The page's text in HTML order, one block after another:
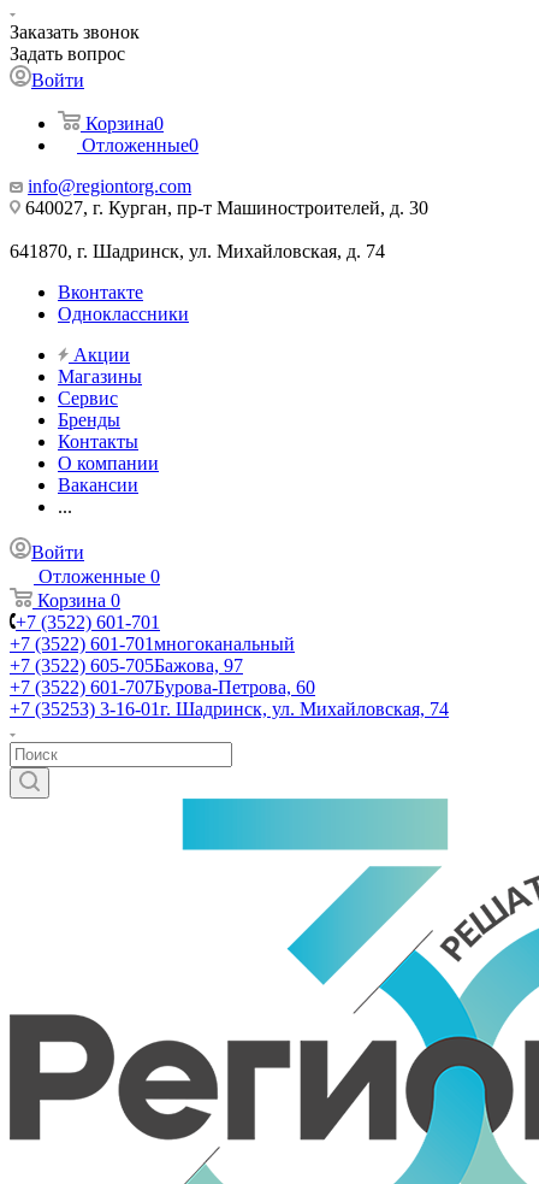
Заказать звонок
Задать вопрос
Войти
Корзина0
Отложенные0
info@regiontorg.com
640027, г. Курган, пр-т Машиностроителей, д. 30
641870, г. Шадринск, ул. Михайловская, д. 74
Вконтакте
Одноклассники
Акции
Магазины
Сервис
Бренды
Контакты
О компании
Вакансии
...
Войти
Отложенные 0
Корзина 0
+7 (3522) 601-701
+7 (3522) 601-701многоканальный
+7 (3522) 605-705Бажова, 97
+7 (3522) 601-707Бурова-Петрова, 60
+7 (35253) 3-16-01г. Шадринск, ул. Михайловская, 74